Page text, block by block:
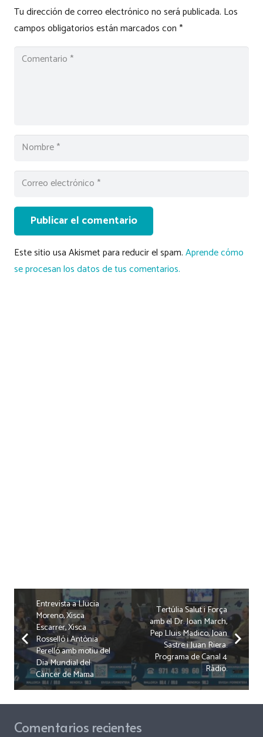
Tu dirección de correo electrónico no será publicada. Los
campos obligatorios están marcados con*
Publicar el comentario
Este sitio usa Akismet para reducir el spam.Aprende cómo
se procesan los datos de tus comentarios.
Entrevista a Llucia
Moreno, Xisca
Escarrer, Xisca
Rosselló i Antònia
Perelló amb motiu del
Dia Mundial del
Càncer de Mama
Tertúlia Salut i Força
amb el Dr. Joan March,
Pep Lluis Madico, Joan
Sastre i Juan Riera.
Programa de Canal 4
Ràdio.
Comentarios recientes